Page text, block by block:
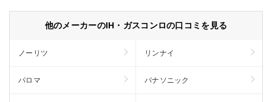
他のメーカーのIH・ガスコンロの口コミを見る
ノーリツ リンナイ
パロマ パナソニック